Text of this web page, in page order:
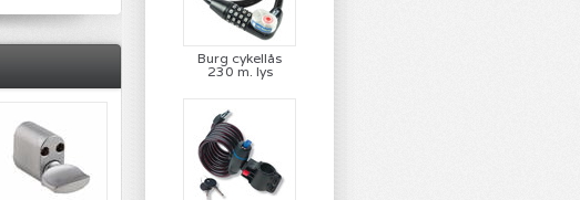
Burg cykellås
230 m. lys